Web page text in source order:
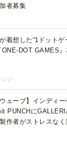
者募集
着想した“1ドット
ONE-DOT GAMES
ンジ
ウェーブ】インディ
PUNCHに
作者がストレスな